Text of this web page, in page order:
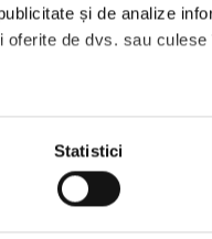
și de analize
de dvs. sau
Statistici
iunie